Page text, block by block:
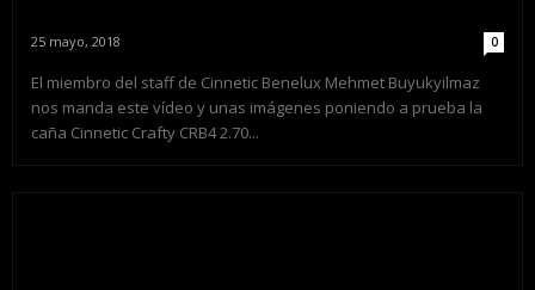
25 mayo, 2018 0
El miembro del staff de Cinnetic Benelux Mehmet Buyukyilmaz
nos manda este vídeo y unas imágenes poniendo a prueba la
caña Cinnetic Crafty CRB4 2.70...